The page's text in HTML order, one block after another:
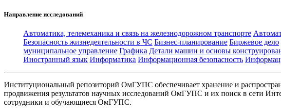
Направление исследований
Автоматика, телемеханика и связь на железнодорожном транспорте
Безопасность жизнедеятельности в ЧС Бизнес-планирование Биржевое дело
муниципальное управление Графика Детали машин и основы
Иностранный язык Информатика Информационная безопасность
Институциональный репозиторий ОмГУПС обеспечивает хранение и
продвижения результатов научных исследований ОмГУПС и их поиск в сети
сотрудники и обучающиеся ОмГУПС.